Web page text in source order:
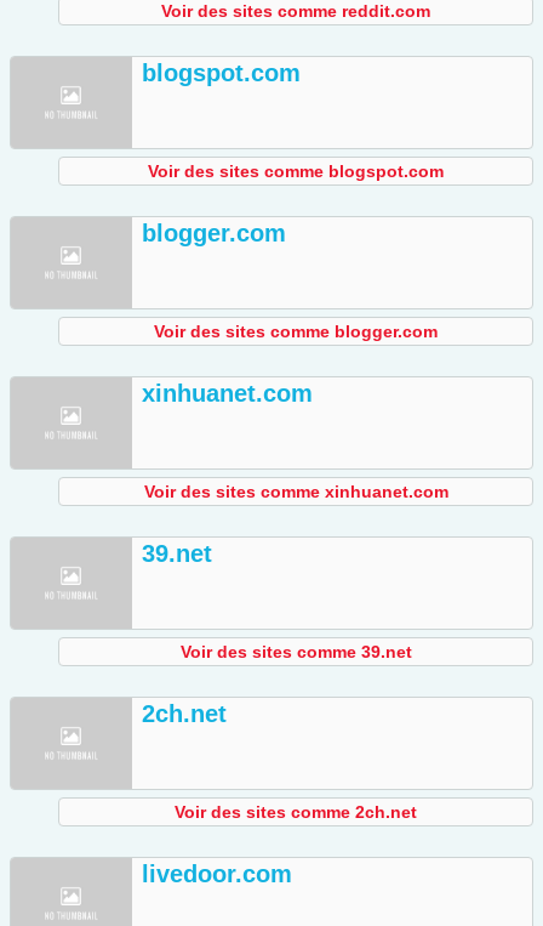
Voir des sites comme reddit.com
blogspot.com
Voir des sites comme blogspot.com
blogger.com
Voir des sites comme blogger.com
xinhuanet.com
Voir des sites comme xinhuanet.com
39.net
Voir des sites comme 39.net
2ch.net
Voir des sites comme 2ch.net
livedoor.com